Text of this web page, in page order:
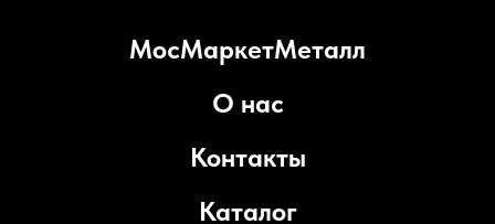
МосМаркетМеталл
О нас
Контакты
Каталог